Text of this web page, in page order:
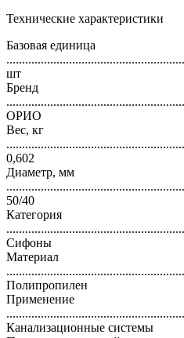
Технические характеристики
Базовая единица
шт
Бренд
ОРИО
Вес, кг
0,602
Диаметр, мм
50/40
Категория
Сифоны
Материал
Полипропилен
Применение
Канализационные системы